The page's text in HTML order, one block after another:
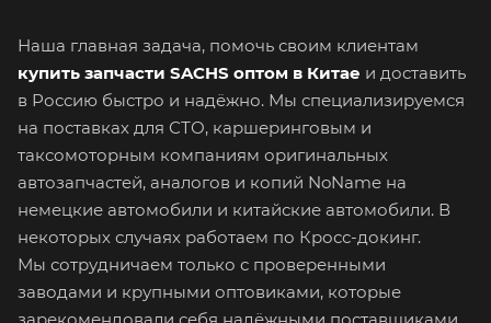
Наша главная задача, помочь своим клиентам
купить запчасти SACHS оптом в Китае и доставить
в Россию быстро и надёжно. Мы специализируемся
на поставках для СТО, каршеринговым и
таксомоторным компаниям оригинальных
автозапчастей, аналогов и копий NoName на
немецкие автомобили и китайские автомобили. В
некоторых случаях работаем по Кросс-докинг.
Мы сотрудничаем только с проверенными
заводами и крупными оптовиками, которые